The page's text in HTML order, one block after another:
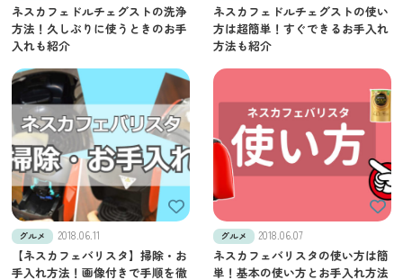
ネスカフェドルチェグストの洗浄
方法！久しぶりに使うときのお手
入れも紹介
ネスカフェドルチェグストの使い
方は超簡単！すぐできるお手入れ
方法も紹介
グルメ 2018.06.11
【ネスカフェバリスタ】掃除・お
手入れ方法！画像付きで手順を徹
グルメ 2018.06.07
ネスカフェバリスタの使い方は簡
単！基本の使い方とお手入れ方法